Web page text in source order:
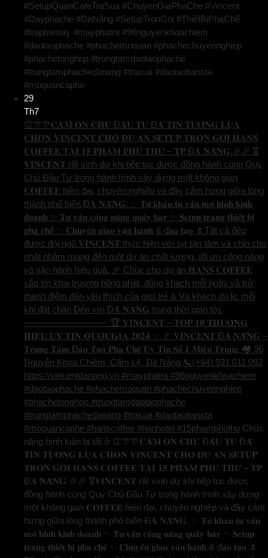
#SetupQuanCafeTraSua #ChuyenGiaPhaChe #Vincent
#Dayphache #ĐàNẵng #SetupTrọnGói #ThiếtBịPhaChế
#traphamay #mayphatra #96nguyenkhoachiem
#daotaophache #phachemoquan #phachechuyennghiep
#phachetonghop #trungtamdaotaophache
#trungtamphachedanang #trasua #daotaobarista
#moquancaphe
29
Th7
👏🎊🎊𝐂𝐀̉𝐌 𝐎̛𝐍 𝐂𝐇𝐔̉ Đ𝐀̂̀𝐔 𝐓𝐔̛ Đ𝐀̃ 𝐓𝐈𝐍 𝐓𝐔̛𝐎̛̉𝐍𝐆 𝐋𝐔̛̣𝐀
𝐂𝐇𝐎̣𝐍 𝐕𝐈𝐍𝐂𝐄𝐍𝐓 𝐂𝐇𝐎 𝐃𝐔̛̣ 𝐀́𝐍 𝐒𝐄𝐓𝐔𝐏 𝐓𝐑𝐎̣𝐍 𝐆𝐎́𝐈 𝐇𝐀𝐍𝐒
𝐂𝐎𝐅𝐅𝐄𝐄 𝐓𝐀̣𝐈 𝟏𝟓 𝐏𝐇𝐀̣𝐌 𝐏𝐇𝐔́ 𝐓𝐇𝐔̛́ – 𝐓𝐏 Đ𝐀̀ 𝐍𝐀̆̃𝐍𝐆.🎉🎉 🎖️
𝐕𝐈𝐍𝐂𝐄𝐍𝐓 rất vinh dự khi tiếp tục được đồng hành cùng Quý
Chủ Đầu Tư trong hành trình xây dựng một không gian
𝐂𝐎𝐅𝐅𝐄𝐄 hiện đại, chuyên nghiệp và đầy cảm hứng giữa lòng
thành phố biển Đ𝐀̀ 𝐍𝐀̆̃𝐍𝐆. ✨ 𝐓𝐮̛̀ 𝐤𝐡𝐚̂𝐮 𝐭𝐮̛ 𝐯𝐚̂́𝐧 𝐦𝐨̂ 𝐡𝐢̀𝐧𝐡 𝐤𝐢𝐧𝐡
𝐝𝐨𝐚𝐧𝐡 ✨ 𝐓𝐮̛ 𝐯𝐚̂́𝐧 𝐜𝐨̂𝐧𝐠 𝐧𝐚̆𝐧𝐠 𝐪𝐮𝐚̂̀𝐲 𝐛𝐚𝐫 ✨ 𝐒𝐞𝐭𝐮𝐩 𝐭𝐫𝐚𝐧𝐠 𝐭𝐡𝐢𝐞̂́𝐭 𝐛𝐢̣
𝐩𝐡𝐚 𝐜𝐡𝐞̂́ ✨ 𝐂𝐡𝐮𝐲𝐞̂̉𝐧 𝐠𝐢𝐚𝐨 𝐯𝐚̣̂𝐧 𝐡𝐚̀𝐧𝐡 & đ𝐚̀𝐨 𝐭𝐚̣𝐨 🌷Tất cả đều
được đội ngũ 𝐕𝐈𝐍𝐂𝐄𝐍𝐓 thực hiện với sự tận tâm và chỉn chu
nhất nhằm mang đến một dự án chất lượng, tối ưu công năng
và vận hành hiệu quả. 🎉 Chúc cho dự án 𝐇𝐀𝐍𝐒 𝐂𝐎𝐅𝐅𝐄𝐄
sắp tới khai trương hồng phát, đông khách mỗi ngày và trở
thành điểm đến yêu thích của giới trẻ & Và khách du lịc mỗi
khi đặt chân Đến với Đ𝐀̀ 𝐍𝐀̆̃𝐍𝐆 trong thời gian tới.
—————————- 🏆 𝐕𝐈𝐍𝐂𝐄𝐍𝐓 – 𝐓𝐎𝐏 𝟏𝟎 𝐓𝐇𝐔̛𝐎̛𝐍𝐆
𝐇𝐈𝐄̣̂𝐔 𝐔𝐘 𝐓𝐈́𝐍 𝐐𝐔𝐎̂́𝐂𝐆𝐈𝐀 𝟐𝟎𝟐𝟒 ✨ 🚩 𝐕𝐈𝐍𝐂𝐄𝐍𝐓 Đ𝐀̀ 𝐍𝐀̆̃𝐍𝐆 –
𝐓𝐫𝐮𝐧𝐠 𝐓𝐚̂𝐦 Đ𝐚̀𝐨 𝐓𝐚̣𝐨 𝐏𝐡𝐚 𝐂𝐡𝐞̂́ 𝐔𝐲 𝐓𝐢́𝐧 𝐒𝐨̂́ 𝟏 𝐌𝐢𝐞̂̀𝐧 𝐓𝐫𝐮𝐧𝐠 🏘️ 96
Nguyễn Khoa Chiêm, Cẩm Lệ, Đà Nẵng 📞(+84) 931 011 092
https://vincentdanang.vn #mayphatra #96nguyenkhoachiem
#daotaophache #phachemoquan #phachechuyennghiep
#phachetonghop #trungtamdaotaophache
#trungtamphachedanang #trasua #daotaobarista
#moquancaphe #hanscoffee #hanhotel #15phamphuthu Chức
năng bình luận bị tắt ở 👏🎊🎊𝐂𝐀̉𝐌 𝐎̛𝐍 𝐂𝐇𝐔̉ Đ𝐀̂̀𝐔 𝐓𝐔̛ Đ𝐀̃
𝐓𝐈𝐍 𝐓𝐔̛𝐎̛̉𝐍𝐆 𝐋𝐔̛̣𝐀 𝐂𝐇𝐎̣𝐍 𝐕𝐈𝐍𝐂𝐄𝐍𝐓 𝐂𝐇𝐎 𝐃𝐔̛̣ 𝐀́𝐍 𝐒𝐄𝐓𝐔𝐏
𝐓𝐑𝐎̣𝐍 𝐆𝐎́𝐈 𝐇𝐀𝐍𝐒 𝐂𝐎𝐅𝐅𝐄𝐄 𝐓𝐀̣𝐈 𝟏𝟓 𝐏𝐇𝐀̣𝐌 𝐏𝐇𝐔́ 𝐓𝐇𝐔̛́ – 𝐓𝐏
Đ𝐀̀ 𝐍𝐀̆̃𝐍𝐆.🎉🎉 🎖️𝐕𝐈𝐍𝐂𝐄𝐍𝐓 rất vinh dự khi tiếp tục được
đồng hành cùng Quý Chủ Đầu Tư trong hành trình xây dựng
một không gian 𝐂𝐎𝐅𝐅𝐄𝐄 hiện đại, chuyên nghiệp và đầy cảm
hứng giữa lòng thành phố biển Đ𝐀̀ 𝐍𝐀̆̃𝐍𝐆. ✨ 𝐓𝐮̛̀ 𝐤𝐡𝐚̂𝐮 𝐭𝐮̛ 𝐯𝐚̂́𝐧
𝐦𝐨̂ 𝐡𝐢̀𝐧𝐡 𝐤𝐢𝐧𝐡 𝐝𝐨𝐚𝐧𝐡 ✨ 𝐓𝐮̛ 𝐯𝐚̂́𝐧 𝐜𝐨̂𝐧𝐠 𝐧𝐚̆𝐧𝐠 𝐪𝐮𝐚̂̀𝐲 𝐛𝐚𝐫 ✨ 𝐒𝐞𝐭𝐮𝐩
𝐭𝐫𝐚𝐧𝐠 𝐭𝐡𝐢𝐞̂́𝐭 𝐛𝐢̣ 𝐩𝐡𝐚 𝐜𝐡𝐞̂́ ✨ 𝐂𝐡𝐮𝐲𝐞̂̉𝐧 𝐠𝐢𝐚𝐨 𝐯𝐚̣̂𝐧 𝐡𝐚̀𝐧𝐡 & đ𝐚̀𝐨 𝐭𝐚̣𝐨 🌷